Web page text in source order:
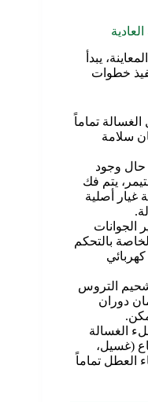
يبدأ
خطوات
تماماً
سلامة
وجود
يتم فك
غيار أصلية
الجوانات
بالتحكم
التروس
دوران
الغسالة
(غسيل،
العطل تماماً